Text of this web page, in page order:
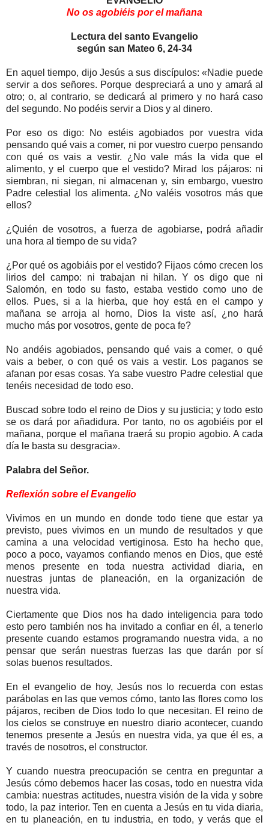
No os agobiéis por el mañana
Lectura del santo Evangelio
según san Mateo 6, 24-34
En aquel tiempo, dijo Jesús a sus discípulos: «Nadie puede
servir a dos señores. Porque despreciará a uno y amará al
otro; o, al contrario, se dedicará al primero y no hará caso
del segundo. No podéis servir a Dios y al dinero.
Por eso os digo: No estéis agobiados por vuestra vida
pensando qué vais a comer, ni por vuestro cuerpo pensando
con qué os vais a vestir. ¿No vale más la vida que el
alimento, y el cuerpo que el vestido? Mirad los pájaros: ni
siembran, ni siegan, ni almacenan y, sin embargo, vuestro
Padre celestial los alimenta. ¿No valéis vosotros más que
ellos?
¿Quién de vosotros, a fuerza de agobiarse, podrá añadir
una hora al tiempo de su vida?
¿Por qué os agobiáis por el vestido? Fijaos cómo crecen los
lirios del campo: ni trabajan ni hilan. Y os digo que ni
Salomón, en todo su fasto, estaba vestido como uno de
ellos. Pues, si a la hierba, que hoy está en el campo y
mañana se arroja al horno, Dios la viste así, ¿no hará
mucho más por vosotros, gente de poca fe?
No andéis agobiados, pensando qué vais a comer, o qué
vais a beber, o con qué os vais a vestir. Los paganos se
afanan por esas cosas. Ya sabe vuestro Padre celestial que
tenéis necesidad de todo eso.
Buscad sobre todo el reino de Dios y su justicia; y todo esto
se os dará por añadidura. Por tanto, no os agobiéis por el
mañana, porque el mañana traerá su propio agobio. A cada
día le basta su desgracia».
Palabra del Señor.
Reflexión sobre el Evangelio
Vivimos en un mundo en donde todo tiene que estar ya
previsto, pues vivimos en un mundo de resultados y que
camina a una velocidad vertiginosa. Esto ha hecho que,
poco a poco, vayamos confiando menos en Dios, que esté
menos presente en toda nuestra actividad diaria, en
nuestras juntas de planeación, en la organización de
nuestra vida.
Ciertamente que Dios nos ha dado inteligencia para todo
esto pero también nos ha invitado a confiar en él, a tenerlo
presente cuando estamos programando nuestra vida, a no
pensar que serán nuestras fuerzas las que darán por sí
solas buenos resultados.
En el evangelio de hoy, Jesús nos lo recuerda con estas
parábolas en las que vemos cómo, tanto las flores como los
pájaros, reciben de Dios todo lo que necesitan. El reino de
los cielos se construye en nuestro diario acontecer, cuando
tenemos presente a Jesús en nuestra vida, ya que él es, a
través de nosotros, el constructor.
Y cuando nuestra preocupación se centra en preguntar a
Jesús cómo debemos hacer las cosas, todo en nuestra vida
cambia: nuestras actitudes, nuestra visión de la vida y sobre
todo, la paz interior. Ten en cuenta a Jesús en tu vida diaria,
en tu planeación, en tu industria, en todo, y verás que el